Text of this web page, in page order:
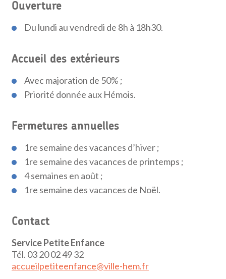
Ouverture
Du lundi au vendredi de 8h à 18h30.
Accueil des extérieurs
Avec majoration de 50% ;
Priorité donnée aux Hémois.
Fermetures annuelles
1re semaine des vacances d’hiver ;
1re semaine des vacances de printemps ;
4 semaines en août ;
1re semaine des vacances de Noël.
Contact
Service Petite Enfance
Tél. 03 20 02 49 32
accueilpetiteenfance@ville-hem.fr